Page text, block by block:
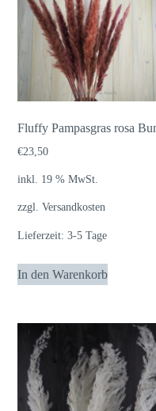
Fluffy Pampasgras rosa
€23,50
inkl. 19 % MwSt.
zzgl.Versandkosten
Lieferzeit:3-5 Tage
In den Warenkorb